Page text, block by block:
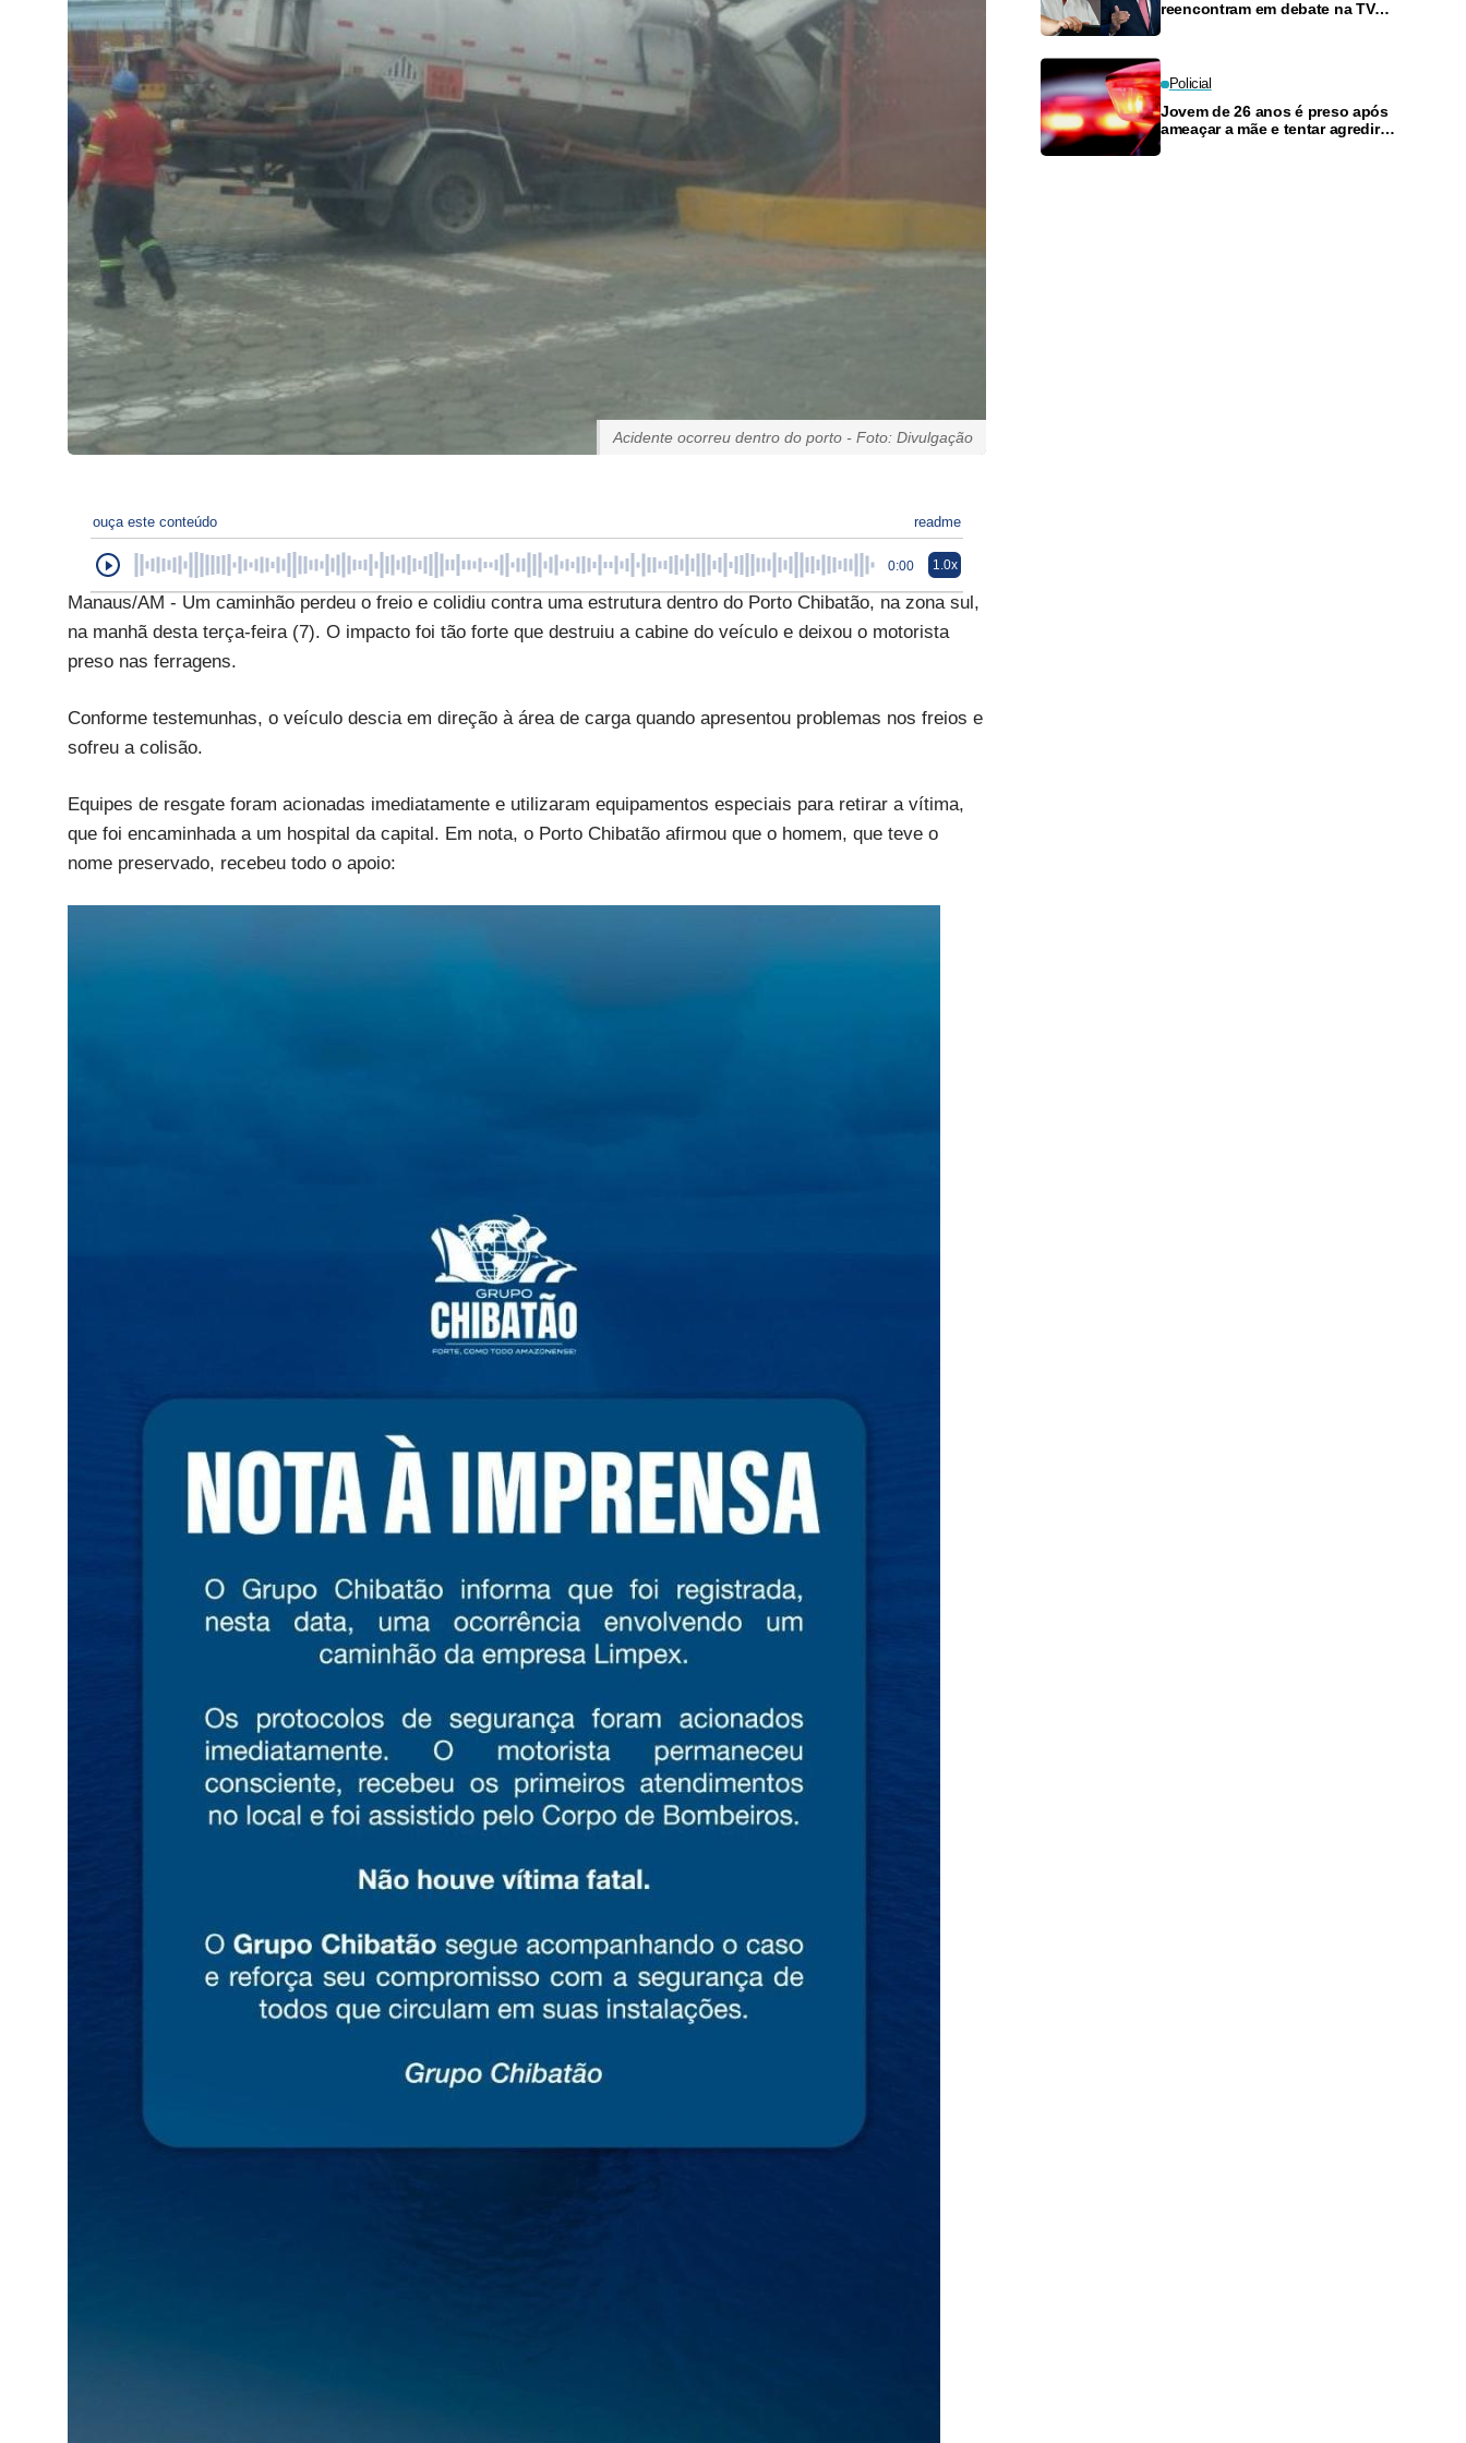
Acidente ocorreu dentro do porto - Foto: Divulgação
ouça este conteúdo readme
0:00 1.0x
Manaus/AM - Um caminhão perdeu o freio e colidiu contra uma estrutura dentro do Porto Chibatão, na zona sul,
na manhã desta terça-feira (7). O impacto foi tão forte que destruiu a cabine do veículo e deixou o motorista
preso nas ferragens.
Conforme testemunhas, o veículo descia em direção à área de carga quando apresentou problemas nos freios e
sofreu a colisão.
Equipes de resgate foram acionadas imediatamente e utilizaram equipamentos especiais para retirar a vítima,
que foi encaminhada a um hospital da capital. Em nota, o Porto Chibatão afirmou que o homem, que teve o
nome preservado, recebeu todo o apoio:
reencontram em debate na TV
Policial
Jovem de 26 anos é preso após
ameaçar a mãe e tentar agredir o